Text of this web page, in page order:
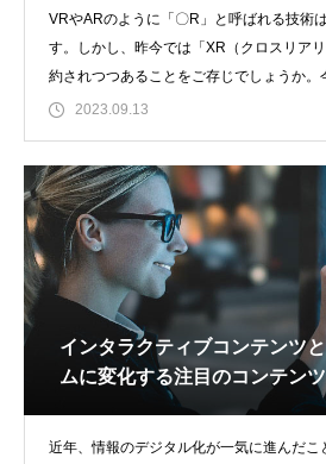
VRやARのように「〇R」と呼ばれる技術
す。しかし、昨今では「XR（クロスリア
約されつつあることをご存じでしょうか。
が高まっているX
2023.09.13
インタラクティブコンテンツ
ムに変化する注目のコンテンツ
近年、情報のデジタル化が一気に進んだこ